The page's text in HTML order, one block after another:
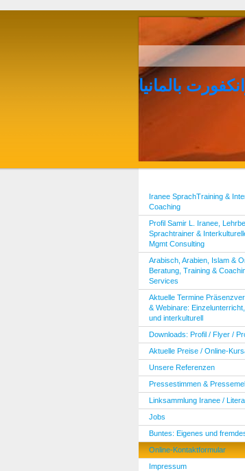
بالمانيا
Iranee SprachTraining &
Coaching
Profil Samir L. Iranee,
Sprachtrainer &
Mgmt Consulting
Arabisch, Arabien, Islam &
Beratung, Training &
Services
Aktuelle Termine
& Webinare:
und interkulturell
Downloads: Profil / Flyer /
Aktuelle Preise / Online-
Unsere Referenzen
Pressestimmen &
Linksammlung Iranee /
Jobs
Buntes: Eigenes und
Online-Kontaktformular
Impressum